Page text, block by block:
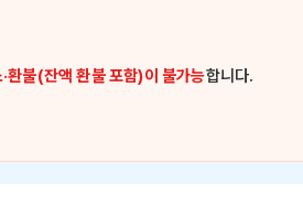
환불(잔액 환불 포함)이 불가능합니다.